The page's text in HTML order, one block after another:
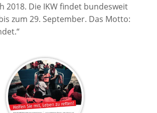
2018. Die IKW findet bundesweit
zum 29. September. Das Motto: